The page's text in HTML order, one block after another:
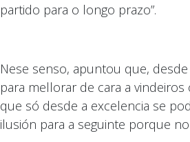
partido para o longo prazo”.
Nese senso, apuntou que,
para mellorar de cara a
que só desde a excelencia se
ilusión para a seguinte porque